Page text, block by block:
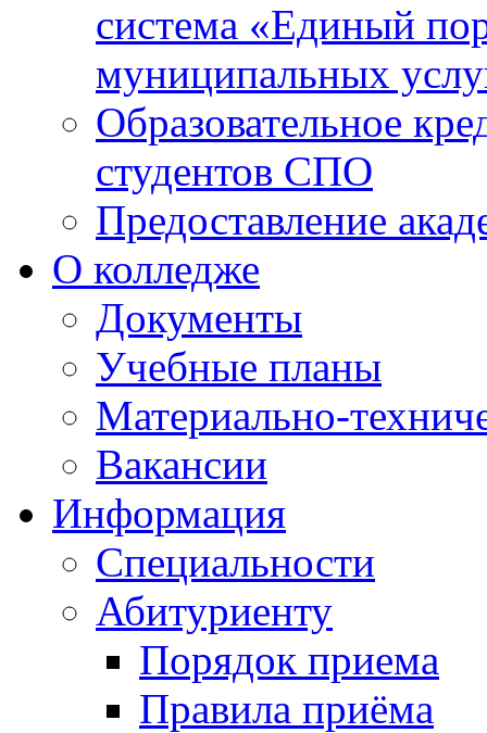
система «Единый
муниципальных
Образовательное
студентов СПО
Предоставление
О колледже
Документы
Учебные планы
Материально-
Вакансии
Информация
Специальности
Абитуриенту
Порядок приема
Правила приёма